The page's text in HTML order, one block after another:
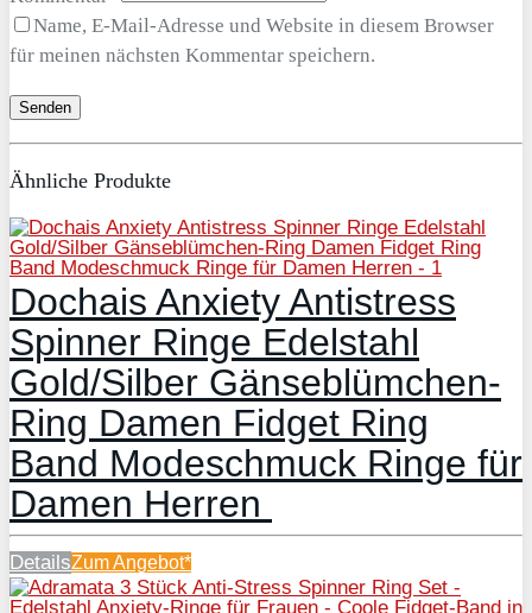
Name, E-Mail-Adresse und Website in diesem Browser
für meinen nächsten Kommentar speichern.
Ähnliche Produkte
Dochais Anxiety Antistress
Spinner Ringe Edelstahl
Gold/Silber Gänseblümchen-
Ring Damen Fidget Ring
Band Modeschmuck Ringe für
Damen Herren
DetailsZumAngebot*